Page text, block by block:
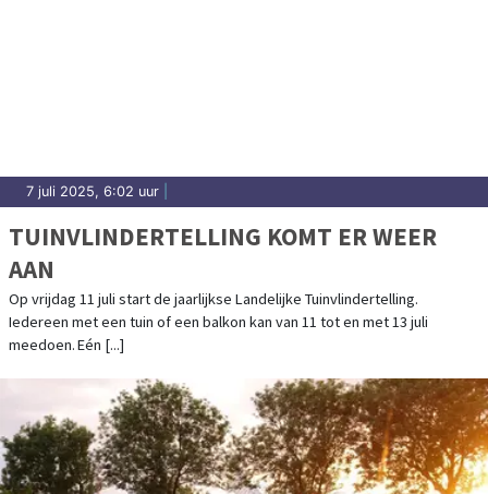
7 juli 2025, 6:02 uur
TUINVLINDERTELLING KOMT ER WEER
AAN
Op vrijdag 11 juli start de jaarlijkse Landelijke Tuinvlindertelling.
Iedereen met een tuin of een balkon kan van 11 tot en met 13 juli
meedoen. Eén [...]